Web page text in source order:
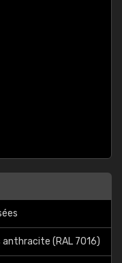
anthracite (RAL 7016)